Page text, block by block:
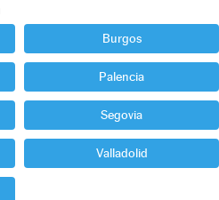
Burgos
Palencia
Segovia
Valladolid